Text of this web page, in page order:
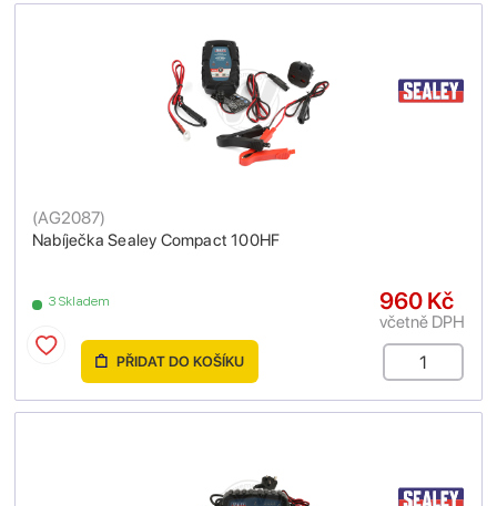
Nabíječka Sealey Compact 100HF
(AG2087)
3 Skladem 960 Kč
včetně DPH
PŘIDAT DO KOŠÍKU